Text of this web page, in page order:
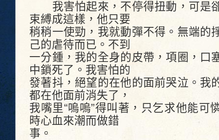
我害怕起來，不停得扭動，可是
束縛成這樣，他只要
稍稍一使勁，我就動彈不得。無端的
己的虐待而已。不到
一分鍾，我的全身的皮帶，項圈，口
中鎖死了。我害怕的
發著抖，絕望的在他的面前哭泣。我
都在他面前消失了，
我嘴里“嗚嗚”得叫著，只乞求他能可
時心血來潮而做錯
事。